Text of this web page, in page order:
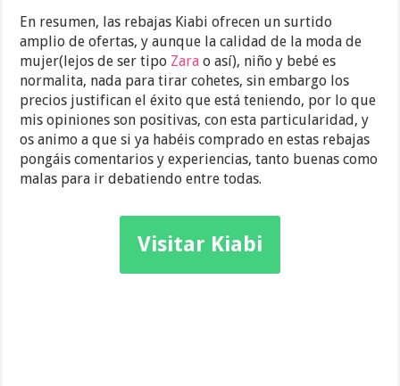
En resumen, las rebajas Kiabi ofrecen un surtido
amplio de ofertas, y aunque la calidad de la moda de
mujer(lejos de ser tipo Zara o así), niño y bebé es
normalita, nada para tirar cohetes, sin embargo los
precios justifican el éxito que está teniendo, por lo que
mis opiniones son positivas, con esta particularidad, y
os animo a que si ya habéis comprado en estas rebajas
pongáis comentarios y experiencias, tanto buenas como
malas para ir debatiendo entre todas.
Visitar Kiabi